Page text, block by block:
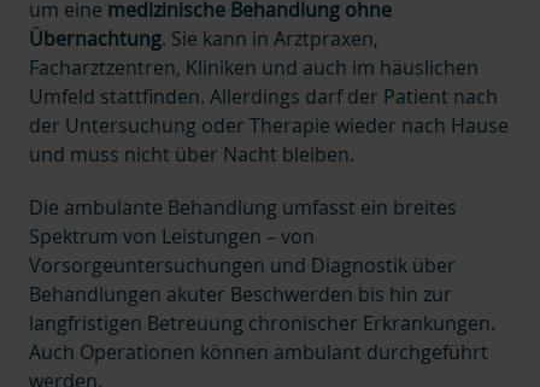
um eine medizinische Behandlung ohne
Übernachtung. Sie kann in Arztpraxen,
Facharztzentren, Kliniken und auch im häuslichen
Umfeld stattfinden. Allerdings darf der Patient nach
der Untersuchung oder Therapie wieder nach Hause
und muss nicht über Nacht bleiben.
Die ambulante Behandlung umfasst ein breites
Spektrum von Leistungen – von
Vorsorgeuntersuchungen und Diagnostik über
Behandlungen akuter Beschwerden bis hin zur
langfristigen Betreuung chronischer Erkrankungen.
Auch Operationen können ambulant durchgeführt
werden.